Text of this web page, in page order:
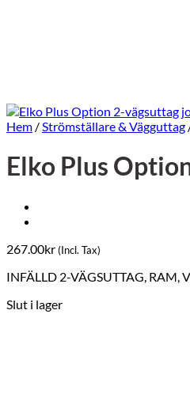
Hem /Strömställare & Vägguttag
Elko Plus
267.00kr(Incl. Tax)
INFÄLLD 2-VÄGSUTTAG, RAM,
Slut i lager